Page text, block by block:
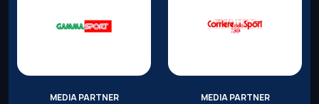
MEDIA PARTNER MEDIA PARTNER